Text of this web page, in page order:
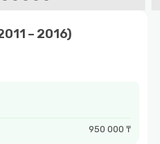
– 2016)
950 000 ₸